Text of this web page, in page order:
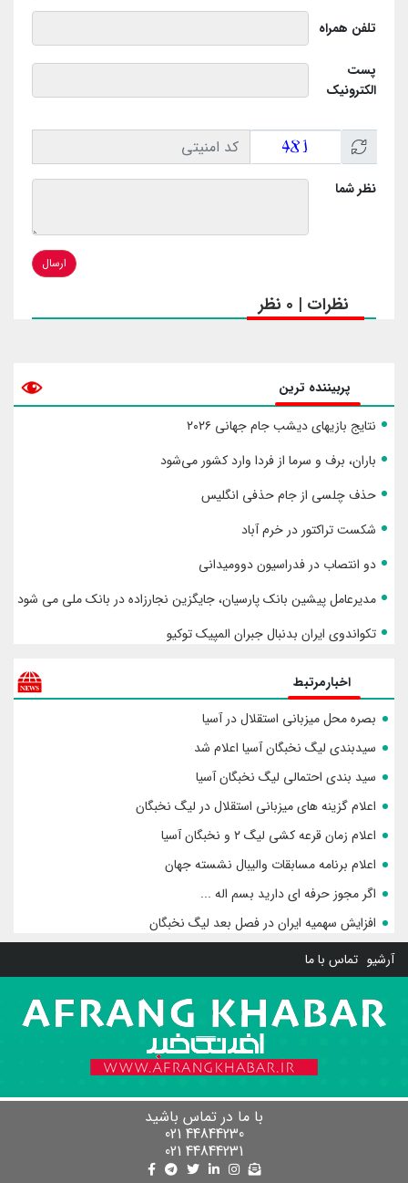
تلفن همراه
پست
الکترونیک
نظر شما
ارسال
نظرات | 0 نظر
پربیننده ترین
نتایج بازیهای دیشب جام جهانی ۲۰۲۶
باران، برف و سرما از فردا وارد کشور می‌شود
حذف چلسی از جام حذفی انگلیس
شکست تراکتور در خرم آباد
دو انتصاب در فدراسیون دوومیدانی
مدیرعامل پیشین بانک پارسیان، جایگزین نجارزاده در بانک ملی می شود
تکواندوی ایران بدنبال جبران المپیک توکیو
اخبارمرتبط
بصره محل میزبانی استقلال در آسیا
سیدبندی لیگ نخبگان آسیا اعلام شد
سید بندی احتمالی لیگ نخبگان آسیا
اعلام گزینه های میزبانی استقلال در لیگ نخبگان
اعلام زمان قرعه کشی لیگ ۲ و نخبگان آسیا
اعلام برنامه مسابقات والیبال نشسته جهان
اگر مجوز حرفه ای دارید بسم اله ...
افزایش سهمیه ایران در فصل بعد لیگ نخبگان
آرشیو تماس با ما
با ما در تماس باشید
44844230 021
44844231 021